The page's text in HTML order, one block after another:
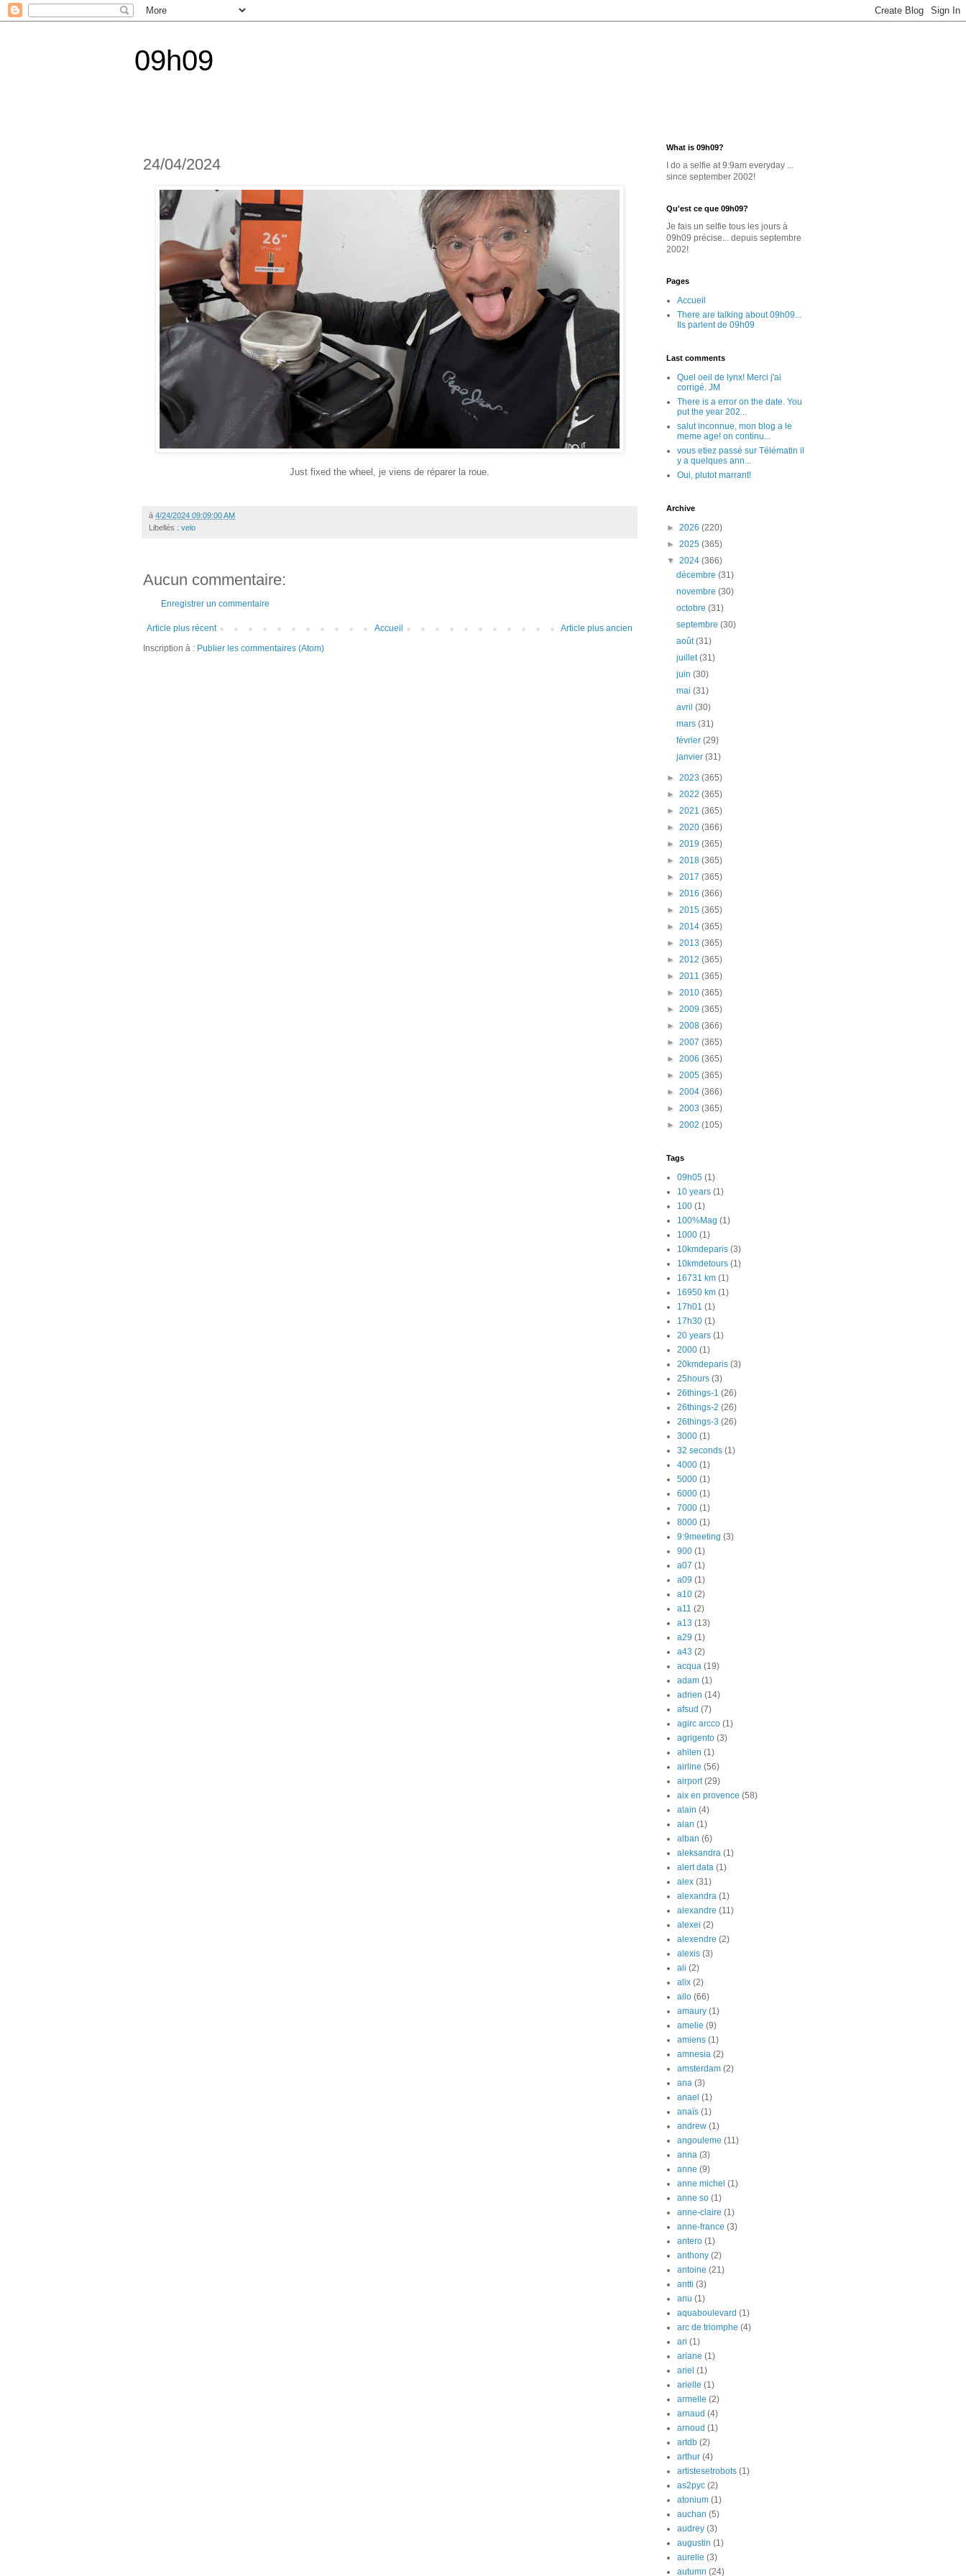
09h09
24/04/2024
Just fixed the wheel, je viens de réparer la roue.
à 4/24/2024 09:09:00 AM
Libellés : velo
Aucun commentaire:
Enregistrer un commentaire
Article plus récent Article plus ancien
Accueil
Inscription à : Publier les commentaires (Atom)
What is 09h09?
I do a selfie at 9:9am everyday ...
since september 2002!
Qu'est ce que 09h09?
Je fais un selfie tous les jours à
09h09 précise... depuis septembre
2002!
Pages
Accueil
There are talking about 09h09...
Ils parlent de 09h09
Last comments
Quel oeil de lynx! Merci j'ai
corrigé. JM
There is a error on the date. You
put the year 202...
salut inconnue, mon blog a le
meme age! on continu...
vous etiez passé sur Télématin il
y a quelques ann...
Oui, plutot marrant!
Archive
► 2026 (220)
► 2025 (365)
▼ 2024 (366)
décembre(31)
novembre(30)
octobre(31)
septembre(30)
août(31)
juillet(31)
juin(30)
mai(31)
avril(30)
mars(31)
février(29)
janvier(31)
► 2023 (365)
► 2022 (365)
► 2021 (365)
► 2020 (366)
► 2019 (365)
► 2018 (365)
► 2017 (365)
► 2016 (366)
► 2015 (365)
► 2014 (365)
► 2013 (365)
► 2012 (365)
► 2011 (365)
► 2010 (365)
► 2009 (365)
► 2008 (366)
► 2007 (365)
► 2006 (365)
► 2005 (365)
► 2004 (366)
► 2003 (365)
► 2002 (105)
Tags
09h05 (1)
10 years (1)
100 (1)
100%Mag (1)
1000 (1)
10kmdeparis (3)
10kmdetours (1)
16731 km (1)
16950 km (1)
17h01 (1)
17h30 (1)
20 years (1)
2000 (1)
20kmdeparis (3)
25hours (3)
26things-1 (26)
26things-2 (26)
26things-3 (26)
3000 (1)
32 seconds (1)
4000 (1)
5000 (1)
6000 (1)
7000 (1)
8000 (1)
9:9meeting (3)
900 (1)
a07 (1)
a09 (1)
a10 (2)
a11 (2)
a13 (13)
a29 (1)
a43 (2)
acqua (19)
adam (1)
adrien (14)
afsud (7)
agirc arcco (1)
agrigento (3)
ahilen (1)
airline (56)
airport (29)
aix en provence (58)
alain (4)
alan (1)
alban (6)
aleksandra (1)
alert data (1)
alex (31)
alexandra (1)
alexandre (11)
alexei (2)
alexendre (2)
alexis (3)
ali (2)
alix (2)
allo (66)
amaury (1)
amelie (9)
amiens (1)
amnesia (2)
amsterdam (2)
ana (3)
anael (1)
anaïs (1)
andrew (1)
angouleme (11)
anna (3)
anne (9)
anne michel (1)
anne so (1)
anne-claire (1)
anne-france (3)
antero (1)
anthony (2)
antoine (21)
antti (3)
anu (1)
aquaboulevard (1)
arc de triomphe (4)
ari (1)
ariane (1)
ariel (1)
arielle (1)
armelle (2)
arnaud (4)
arnoud (1)
artdb (2)
arthur (4)
artistesetrobots (1)
as2pyc (2)
atonium (1)
auchan (5)
audrey (3)
augustin (1)
aurelie (3)
autumn (24)